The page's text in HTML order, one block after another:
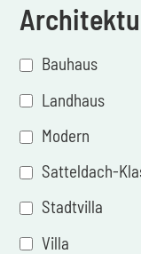
Bauhaus
Landhaus
Modern
Satteldach-
Stadtvilla
Villa